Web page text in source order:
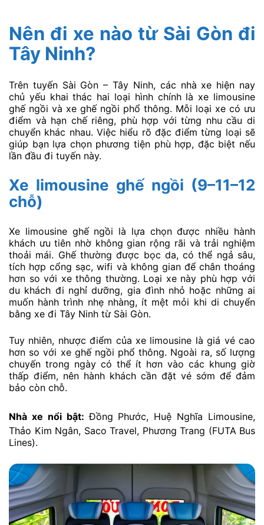
Nên đi xe nào từ Sài Gòn đi
Tây Ninh?
Trên tuyến Sài Gòn – Tây Ninh, các nhà xe hiện nay
chủ yếu khai thác hai loại hình chính là xe limousine
ghế ngồi và xe ghế ngồi phổ thông. Mỗi loại xe có ưu
điểm và hạn chế riêng, phù hợp với từng nhu cầu di
chuyển khác nhau. Việc hiểu rõ đặc điểm từng loại sẽ
giúp bạn lựa chọn phương tiện phù hợp, đặc biệt nếu
lần đầu đi tuyến này.
Xe limousine ghế ngồi (9–11–12
chỗ)
Xe limousine ghế ngồi là lựa chọn được nhiều hành
khách ưu tiên nhờ không gian rộng rãi và trải nghiệm
thoải mái. Ghế thường được bọc da, có thể ngả sâu,
tích hợp cổng sạc, wifi và không gian để chân thoáng
hơn so với xe thông thường. Loại xe này phù hợp với
du khách đi nghỉ dưỡng, gia đình nhỏ hoặc những ai
muốn hành trình nhẹ nhàng, ít mệt mỏi khi di chuyển
bằng xe đi Tây Ninh từ Sài Gòn.
Tuy nhiên, nhược điểm của xe limousine là giá vé cao
hơn so với xe ghế ngồi phổ thông. Ngoài ra, số lượng
chuyến trong ngày có thể ít hơn vào các khung giờ
thấp điểm, nên hành khách cần đặt vé sớm để đảm
bảo còn chỗ.
Nhà xe nổi bật:Đồng Phước, Huệ Nghĩa Limousine,
Thảo Kim Ngân, Saco Travel, Phương Trang (FUTA Bus
Lines).